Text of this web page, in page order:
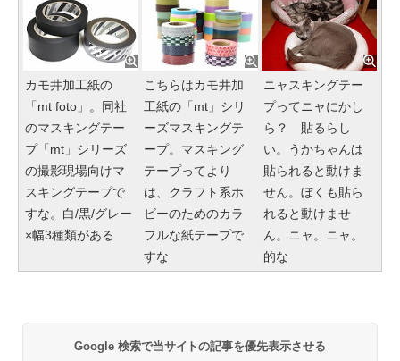
カモ井加工紙の
「mt foto」。同社
のマスキングテー
プ「mt」シリーズ
の撮影現場向けマ
スキングテープで
すな。白/黒/グレー
×幅3種類がある
こちらはカモ井加
工紙の「mt」シリ
ーズマスキングテ
ープ。マスキング
テープってより
は、クラフト系ホ
ビーのためのカラ
フルな紙テープで
すな
ニャスキングテー
プってニャにかし
ら？ 貼るらし
い。うかちゃんは
貼られると動けま
せん。ぼくも貼ら
れると動けませ
ん。ニャ。ニャ。
的な
Google 検索で当サイトの記事を優先表示させる